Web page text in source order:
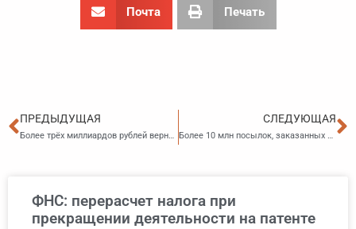
Почта Печать
Пред
ПРЕДЫДУЩАЯ
Более трёх миллиардов рублей вернули приморцы с начала 2024 года
СЛЕДУЮЩАЯ
Более 10 млн посылок, заказанных гражданами в интернет-магазинах, оформила Уссурийская таможня за 5 месяцев 2024 года
ФНС: перерасчет налога при
прекращении деятельности на патенте